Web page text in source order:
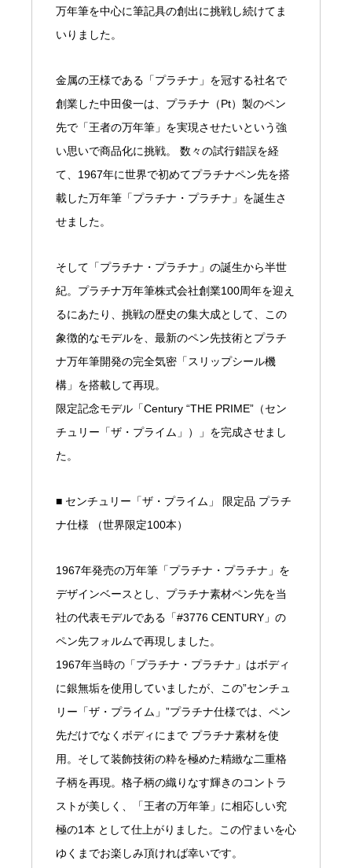
万年筆を中心に筆記具の創出に挑戦し続けてま
いりました。
金属の王様である「プラチナ」を冠する社名で
創業した中田俊一は、プラチナ（Pt）製のペン
先で「王者の万年筆」を実現させたいという強
い思いで商品化に挑戦。 数々の試行錯誤を経
て、1967年に世界で初めてプラチナペン先を搭
載した万年筆「プラチナ・プラチナ」を誕生さ
せました。
そして「プラチナ・プラチナ」の誕生から半世
紀。プラチナ万年筆株式会社創業100周年を迎え
るにあたり、挑戦の歴史の集大成として、この
象徴的なモデルを、最新のペン先技術とプラチ
ナ万年筆開発の完全気密「スリップシール機
構」を搭載して再現。
限定記念モデル「Century “THE PRIME”（セン
チュリー「ザ・プライム」）」を完成させまし
た。
■ センチュリー「ザ・プライム」 限定品 プラチ
ナ仕様 （世界限定100本）
1967年発売の万年筆「プラチナ・プラチナ」を
デザインベースとし、プラチナ素材ペン先を当
社の代表モデルである「#3776 CENTURY」の
ペン先フォルムで再現しました。
1967年当時の「プラチナ・プラチナ」はボディ
に銀無垢を使用していましたが、この”センチュ
リー「ザ・プライム」”プラチナ仕様では、ペン
先だけでなくボディにまで プラチナ素材を使
用。そして装飾技術の粋を極めた精緻な二重格
子柄を再現。格子柄の織りなす輝きのコントラ
ストが美しく、「王者の万年筆」に相応しい究
極の1本 として仕上がりました。この佇まいを心
ゆくまでお楽しみ頂ければ幸いです。